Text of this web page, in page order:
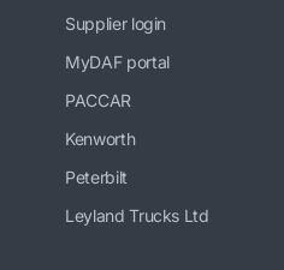
Supplier login
MyDAF portal
PACCAR
Kenworth
Peterbilt
Leyland Trucks Ltd